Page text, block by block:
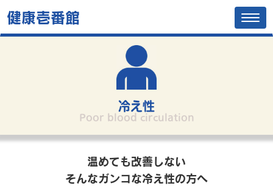
健康壱番館
冷え性
Poor blood circulation
温めても改善しない
そんなガンコな冷え性の方へ